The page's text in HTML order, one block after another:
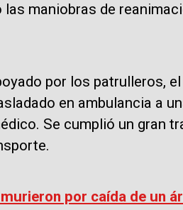
maniobras de
por los patrulleros,
en ambulancia a
Se cumplió un gran
por caída de un